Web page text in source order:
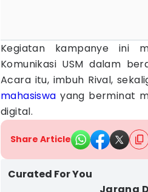
Kegiatan kampanye ini
Komunikasi USM dalam
Acara itu, imbuh Rival,
mahasiswa yang berminat
digital.
Share Article
Curated For You